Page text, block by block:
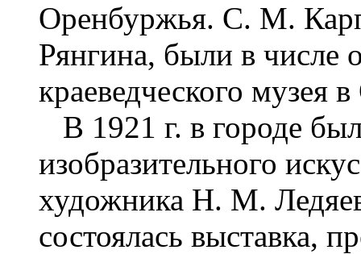
Оренбуржья. С. М.
Рянгина, были в числе
краеведческого музея
В 1921 г. в городе
изобразительного
художника Н. М.
состоялась выставка,